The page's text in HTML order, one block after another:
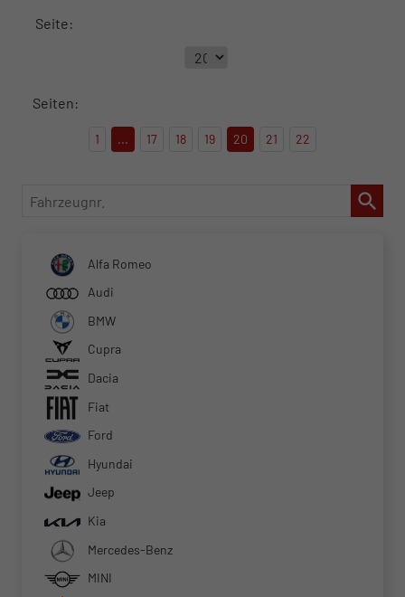
Seite:
Seiten:
1 ... 17 18 19 20 21 22
Fahrzeugnr.
Alfa Romeo
Audi
BMW
Cupra
Dacia
Fiat
Ford
Hyundai
Jeep
Kia
Mercedes-Benz
MINI